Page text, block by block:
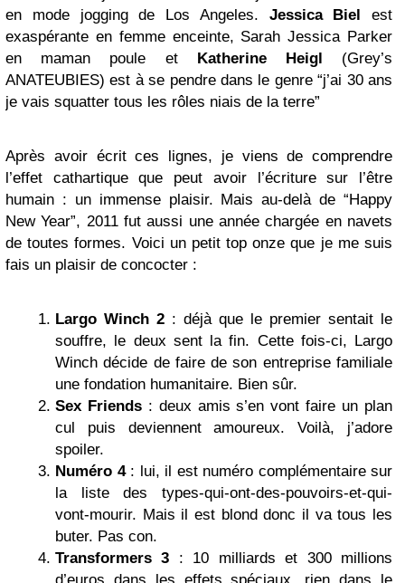
en mode jogging de Los Angeles. Jessica Biel
est
exaspérante en femme enceinte, Sarah Jessica Parker
en maman poule et
Katherine Heigl
(Grey’s
ANATEUBIES) est à se pendre dans le genre “j’ai 30 ans
je vais squatter tous les rôles niais de la terre”
Après avoir écrit ces lignes, je viens de comprendre
l’effet cathartique que peut avoir l’écriture sur l’être
humain : un immense plaisir. Mais au-delà de “Happy
New Year”, 2011 fut aussi une année chargée en navets
de toutes formes. Voici un petit top onze que je me suis
fais un plaisir de concocter :
Largo Winch 2 : déjà que le premier sentait le
souffre, le deux sent la fin. Cette fois-ci, Largo
Winch décide de faire de son entreprise familiale
une fondation humanitaire. Bien sûr.
Sex Friends: deux amis s’en vont faire un plan
cul puis deviennent amoureux. Voilà, j’adore
spoiler.
Numéro 4: lui, il est numéro complémentaire sur
la liste des types-qui-ont-des-pouvoirs-et-qui-
vont-mourir. Mais il est blond donc il va tous les
buter. Pas con.
Transformers 3 : 10 milliards et 300 millions